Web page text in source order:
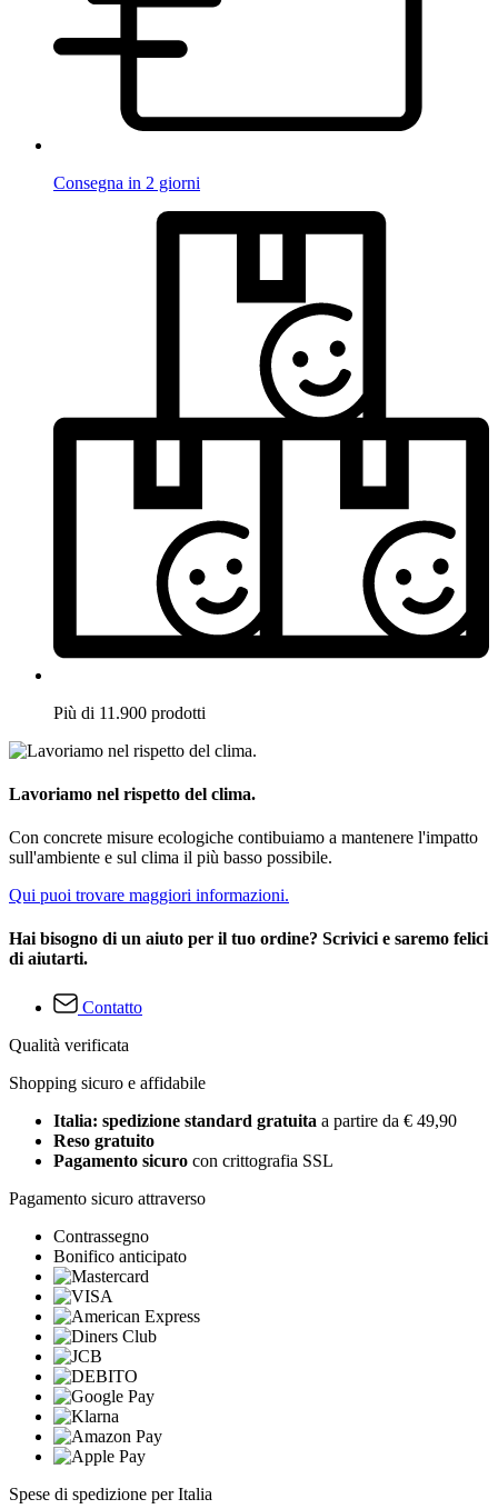
Consegna in 2 giorni
Più di 11.900 prodotti
Lavoriamo nel rispetto del clima.
Con concrete misure ecologiche contibuiamo a mantenere l'impatto
sull'ambiente e sul clima il più basso possibile.
Qui puoi trovare maggiori informazioni.
Hai bisogno di un aiuto per il tuo ordine? Scrivici e saremo felici
di aiutarti.
Contatto
Qualità verificata
Shopping sicuro e affidabile
Italia: spedizione standard gratuita a partire da € 49,90
Reso gratuito
Pagamento sicuro con crittografia SSL
Pagamento sicuro attraverso
Contrassegno
Bonifico anticipato
Spese di spedizione per Italia